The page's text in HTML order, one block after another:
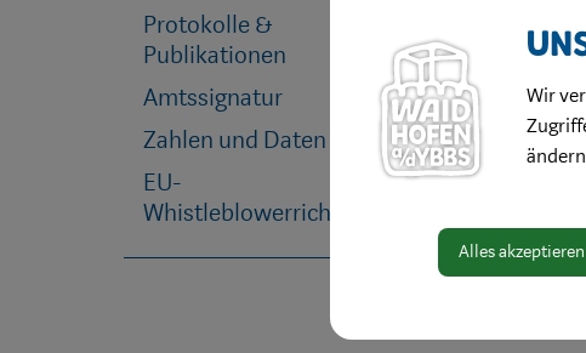
Protokolle &
Publikationen
Amtssignatur
Zahlen und Daten
EU-
Whistleblowerrichtlinie
Wir
Alles akzeptieren